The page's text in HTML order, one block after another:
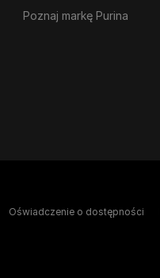
Poznaj markę Purina
Oświadczenie o dostępności